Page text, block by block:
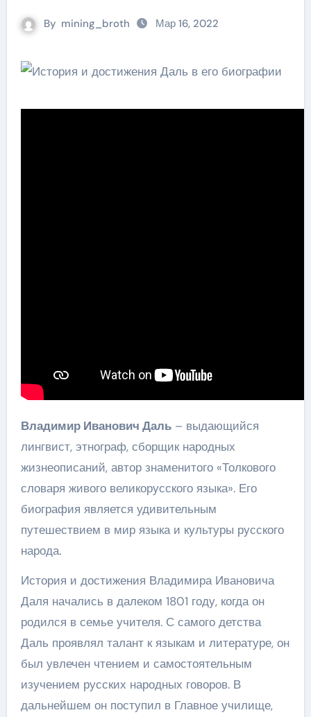
By mining_broth Мар 16, 2022
Владимир Иванович Даль– выдающийся
лингвист, этнограф, сборщик народных
жизнеописаний, автор знаменитого «Толкового
словаря живого великорусского языка». Его
биография является удивительным
путешествием в мир языка и культуры русского
народа.
История и достижения Владимира Ивановича
Даля начались в далеком 1801 году, когда он
родился в семье учителя. С самого детства
Даль проявлял талант к языкам и литературе, он
был увлечен чтением и самостоятельным
изучением русских народных говоров. В
дальнейшем он поступил в Главное училище,